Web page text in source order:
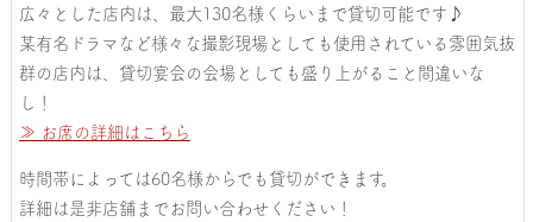
広々とした店内は、最大130名様くらいまで貸切可能です♪
某有名ドラマなど様々な撮影現場としても使用されている雰囲気抜
群の店内は、貸切宴会の会場としても盛り上がること間違いな
し！
≫ お席の詳細はこちら
時間帯によっては60名様からでも貸切ができます。
詳細は是非店舗までお問い合わせください！